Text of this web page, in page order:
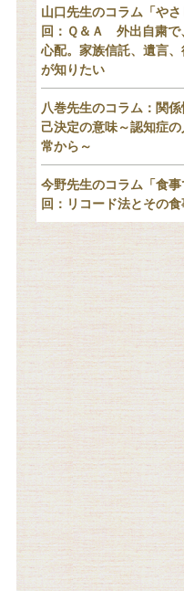
山口先生のコラム「や
回：Ｑ＆Ａ 外出自粛で
心配。家族信託、遺言
が知りたい
八巻先生のコラム：関
己決定の意味～認知症
常から～
今野先生のコラム「食
回：リコード法とその食